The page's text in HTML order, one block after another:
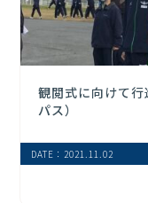
観閲式に向けて
パス）
DATE：2021.11.02